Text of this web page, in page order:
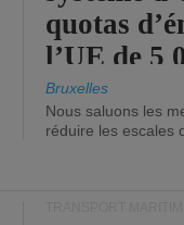
quotas
l’UE de 5
tonneaux
brute.
Bruxelles
Nous saluons les
réduire les escales